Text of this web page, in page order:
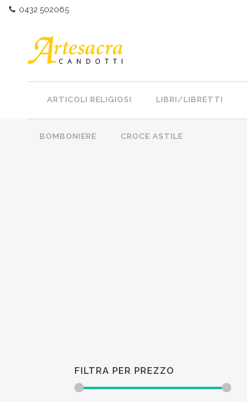
0432 502065
ARTICOLI RELIGIOSI LIBRI/LIBRETTI
BOMBONIERE CROCE ASTILE
FILTRA PER PREZZO